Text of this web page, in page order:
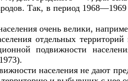
Так, в период
очень велики,
отдельных
подвижности
населения не дают